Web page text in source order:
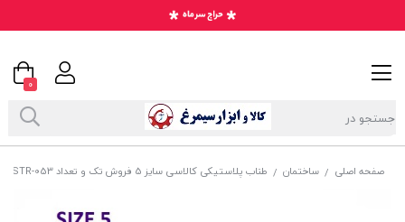
صفحه اصلی / ساختمان / طناب پلاستیکی کالاسی سایز 5 فروش تک و تعداد STR-053
0